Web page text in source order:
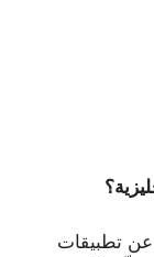
عن تطبيقات